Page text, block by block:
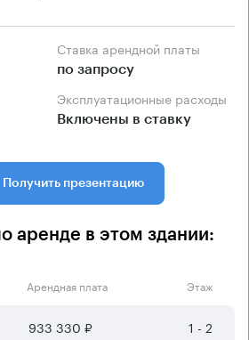
Ставка арендной платы
по запросу
Эксплуатационные расходы
Включены в ставку
Получить презентацию
аренде в этом здании:
Арендная плата Этаж
933 330 ₽ 1 - 2